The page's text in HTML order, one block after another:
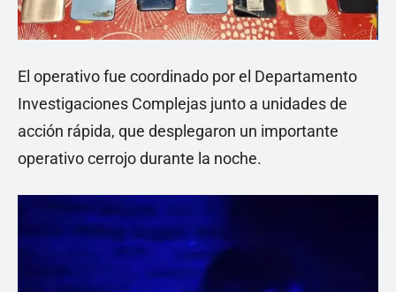
El operativo fue coordinado por el Departamento
Investigaciones Complejas junto a unidades de
acción rápida, que desplegaron un importante
operativo cerrojo durante la noche.